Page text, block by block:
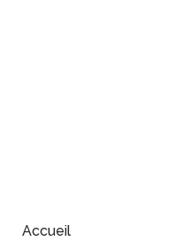
Accueil